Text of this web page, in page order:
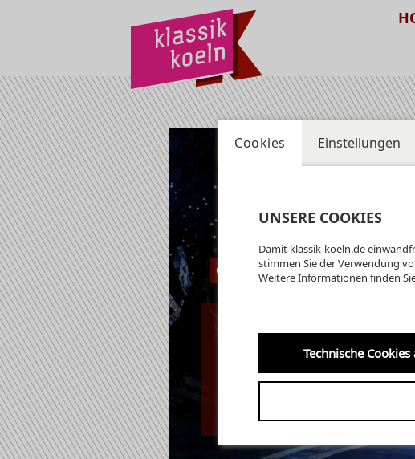
Oper Köln im StaatenHaus
21.09.2025 | 18:00 UHR
"Die
Cookies Einstellungen
UNSERE COOKIES
Damit klassik-koeln.de
stimmen Sie der Verwendung
Weitere Informationen finden
Technische